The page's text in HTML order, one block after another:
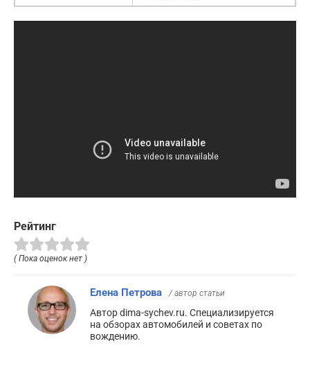
Рейтинг
( Пока оценок нет )
Елена Петрова / автор статьи
Автор dima-sychev.ru. Специализируется
на обзорах автомобилей и советах по
вождению.